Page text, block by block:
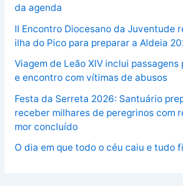
da agenda
II Encontro Diocesano da Juventude
ilha do Pico para preparar a Aldeia
Viagem de Leão XIV inclui
e encontro com vítimas de abusos
Festa da Serreta 2026: Santuário
receber milhares de peregrinos com
mor concluído
O dia em que todo o céu caiu e tudo